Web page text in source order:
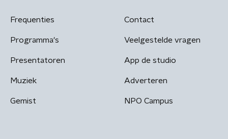
Frequenties
Programma's
Presentatoren
Muziek
Gemist
Contact
Veelgestelde vragen
App de studio
Adverteren
NPO Campus